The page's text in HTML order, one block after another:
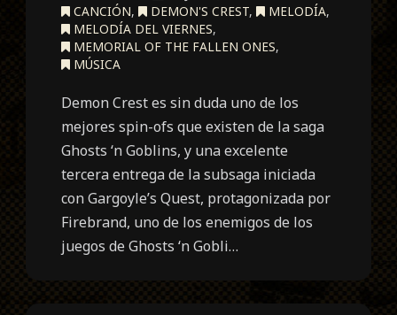
CANCIÓN, DEMON'S CREST, MELODÍA,
MELODÍA DEL VIERNES,
MEMORIAL OF THE FALLEN ONES,
MÚSICA
Demon Crest es sin duda uno de los
mejores spin-ofs que existen de la saga
Ghosts ‘n Goblins, y una excelente
tercera entrega de la subsaga iniciada
con Gargoyle’s Quest, protagonizada por
Firebrand, uno de los enemigos de los
juegos de Ghosts ‘n Gobli…